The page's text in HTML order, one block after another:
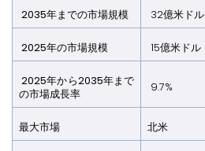
2035年までの市場規模 32億米ドル
2025年の市場規模 15億米ドル
2025年から2035年まで
の市場成長率
9.7%
最大市場 北米